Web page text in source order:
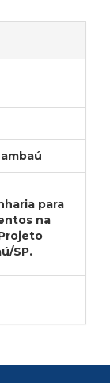
para
na
SP.